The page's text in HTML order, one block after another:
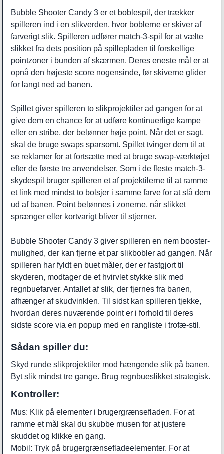
Bubble Shooter Candy 3 er et boblespil, der trækker
spilleren ind i en slikverden, hvor boblerne er skiver af
farverigt slik. Spilleren udfører match-3-spil for at vælte
slikket fra dets position på spillepladen til forskellige
pointzoner i bunden af skærmen. Deres eneste mål er at
opnå den højeste score nogensinde, før skiverne glider
for langt ned ad banen.
Spillet giver spilleren to slikprojektiler ad gangen for at
give dem en chance for at udføre kontinuerlige kampe
eller en stribe, der belønner høje point. Når det er sagt,
skal de bruge swaps sparsomt. Spillet tvinger dem til at
se reklamer for at fortsætte med at bruge swap-værktøjet
efter de første tre anvendelser. Som i de fleste match-3-
skydespil bruger spilleren et af projektilerne til at ramme
et link med mindst to bolsjer i samme farve for at slå dem
ud af banen. Point belønnes i zonerne, når slikket
sprænger eller kortvarigt bliver til stjerner.
Bubble Shooter Candy 3 giver spilleren en nem booster-
mulighed, der kan fjerne et par slikbobler ad gangen. Når
spilleren har fyldt en buet måler, der er fastgjort til
skyderen, modtager de et hvirvlet stykke slik med
regnbuefarver. Antallet af slik, der fjernes fra banen,
afhænger af skudvinklen. Til sidst kan spilleren tjekke,
hvordan deres nuværende point er i forhold til deres
sidste score via en popup med en rangliste i trofæ-stil.
Sådan spiller du:
Skyd runde slikprojektiler mod hængende slik på banen.
Byt slik mindst tre gange. Brug regnbueslikket strategisk.
Kontroller:
Mus: Klik på elementer i brugergrænsefladen. For at
ramme et mål skal du skubbe musen for at justere
skuddet og klikke en gang.
Mobil: Tryk på brugergrænsefladeelementer. For at